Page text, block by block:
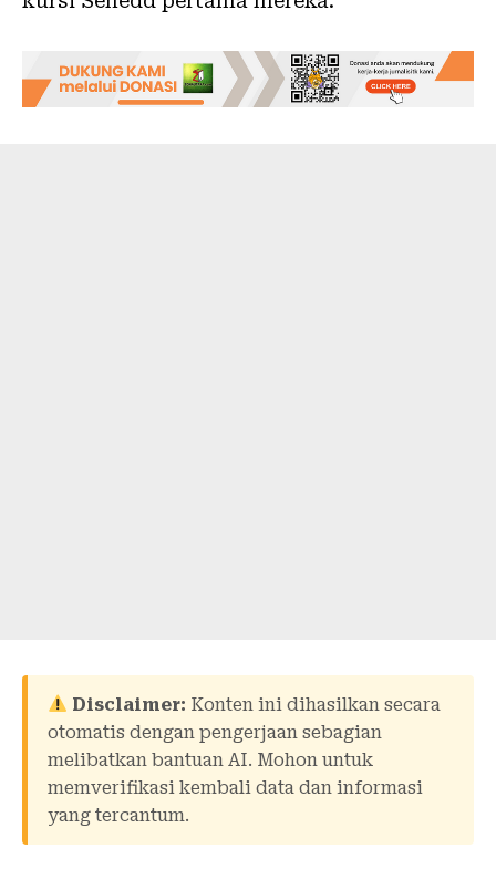
Disclaimer: Konten ini dihasilkan secara
otomatis dengan pengerjaan sebagian
melibatkan bantuan AI. Mohon untuk
memverifikasi kembali data dan informasi
yang tercantum.